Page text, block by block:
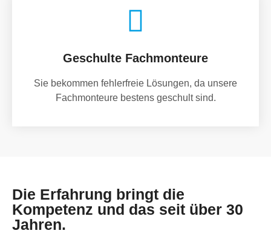
Geschulte Fachmonteure
Sie bekommen fehlerfreie Lösungen, da unsere
Fachmonteure bestens geschult sind.
Die Erfahrung bringt die
Kompetenz und das seit über 30
Jahren.